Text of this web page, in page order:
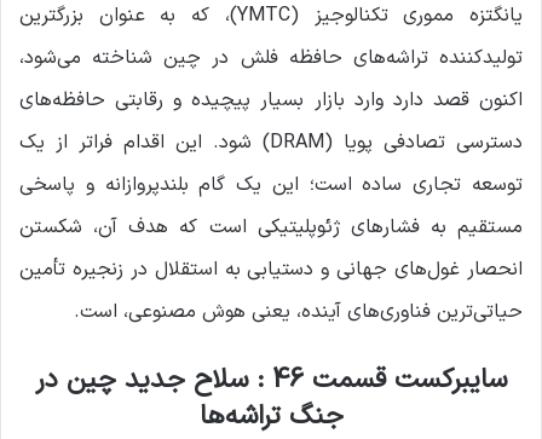
یانگتزه مموری تکنالوجیز (YMTC)، که به عنوان بزرگترین
تولیدکننده تراشه‌های حافظه فلش در چین شناخته می‌شود،
اکنون قصد دارد وارد بازار بسیار پیچیده و رقابتی حافظه‌های
دسترسی تصادفی پویا (DRAM) شود. این اقدام فراتر از یک
توسعه تجاری ساده است؛ این یک گام بلندپروازانه و پاسخی
مستقیم به فشارهای ژئوپلیتیکی است که هدف آن، شکستن
انحصار غول‌های جهانی و دستیابی به استقلال در زنجیره تأمین
حیاتی‌ترین فناوری‌های آینده، یعنی هوش مصنوعی، است.
سایبرکست قسمت 46 : سلاح جدید چین در
جنگ تراشه‌ها